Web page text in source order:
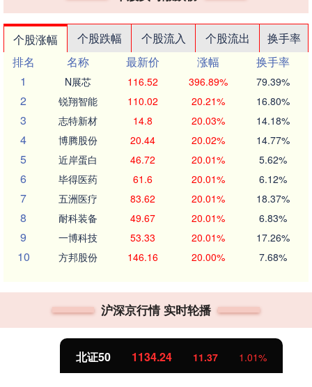
个股涨幅 个股跌幅 个股流入 个股流出
换手率
排名
名称 最新价 涨幅
换手率
1
N展芯 116.52 396.89% 79.39%
2 锐翔智能 110.02 20.21% 16.80%
3 志特新材 14.8 20.03% 14.18%
4 博腾股份 20.44 20.02% 14.77%
5 近岸蛋白 46.72 20.01% 5.62%
6 毕得医药 61.6 20.01% 6.12%
7 五洲医疗 83.62 20.01% 18.37%
8 耐科装备 49.67 20.01% 6.83%
9 一博科技 53.33 20.01% 17.26%
10 方邦股份 146.16 20.00% 7.68%
沪深京行情 实时轮播
北证50 1134.24 11.37 1.01%